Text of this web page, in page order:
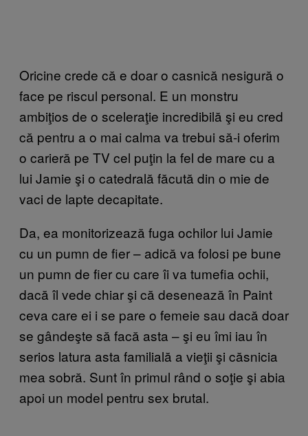
Oricine crede că e doar o casnică nesigură o
face pe riscul personal. E un monstru
ambiţios de o sceleraţie incredibilă şi eu cred
că pentru a o mai calma va trebui să-i oferim
o carieră pe TV cel puţin la fel de mare cu a
lui Jamie şi o catedrală făcută din o mie de
vaci de lapte decapitate.
Da, ea monitorizează fuga ochilor lui Jamie
cu un pumn de fier – adică va folosi pe bune
un pumn de fier cu care îi va tumefia ochii,
dacă îl vede chiar şi că desenează în Paint
ceva care ei i se pare o femeie sau dacă doar
se gândeşte să facă asta – şi eu îmi iau în
serios latura asta familială a vieţii şi căsnicia
mea sobră. Sunt în primul rând o soţie şi abia
apoi un model pentru sex brutal.